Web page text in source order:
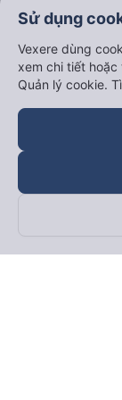
Theo dõi
Sử dụng
Vexere dùng
xem chi tiết
Quản lý cookie.